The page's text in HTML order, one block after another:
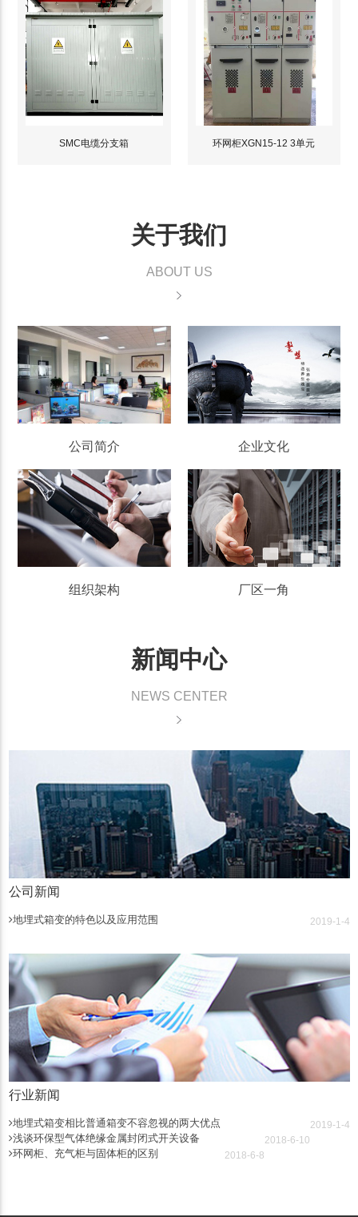
SMC电缆分支箱 环网柜XGN15-12 3单元
关于我们
ABOUT US
公司简介 企业文化
组织架构 厂区一角
新闻中心
NEWS CENTER
公司新闻
地埋式箱变的特色以及应用范围 2019-1-4
行业新闻
地埋式箱变相比普通箱变不容忽视的两大优点 2019-1-4
浅谈环保型气体绝缘金属封闭式开关设备 2018-6-10
环网柜、充气柜与固体柜的区别 2018-6-8